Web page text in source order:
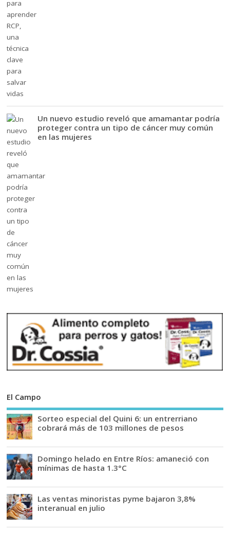
Un nuevo estudio reveló que amamantar podría
proteger contra un tipo de cáncer muy común
en las mujeres
El Campo
Sorteo especial del Quini 6: un entrerriano
cobrará más de 103 millones de pesos
Domingo helado en Entre Ríos: amaneció con
mínimas de hasta 1.3°C
Las ventas minoristas pyme bajaron 3,8%
interanual en julio